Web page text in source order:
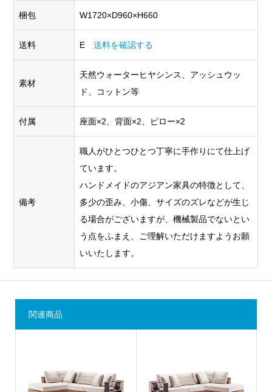
梱包 W1720×D960×H660
送料 E送料を確認する
素材
天然ウォーターヒヤシンス、アッシュウッ
ド、コットン等
付属 座面×2、背面×2、ピロー×2
備考
職人がひとつひとつ丁寧に手作りにて仕上げ
ています。
ハンドメイドのアジアン家具の特徴として、
多少の歪み、小傷、サイズのズレなどが生じ
る場合がございますが、機械製品でないとい
う点をふまえ、ご理解いただけますようお願
いいたします。
関連商品